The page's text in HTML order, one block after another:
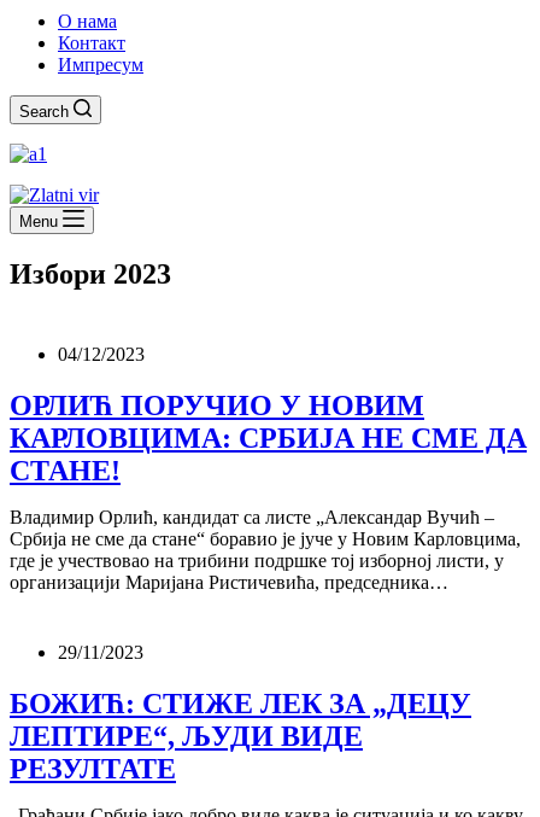
О нама
Контакт
Импресум
Search
Menu
Избори 2023
04/12/2023
ОРЛИЋ ПОРУЧИО У НОВИМ
КАРЛОВЦИМА: СРБИЈА НЕ СМЕ ДА
СТАНЕ!
Владимир Орлић, кандидат са листе „Александар Вучић –
Србија не сме да стане“ боравио је јуче у Новим Карловцима,
где је учествовао на трибини подршке тој изборној листи, у
организацији Маријана Ристичевића, председника…
29/11/2023
БОЖИЋ: СТИЖЕ ЛЕК ЗА „ДЕЦУ
ЛЕПТИРЕ“, ЉУДИ ВИДЕ
РЕЗУЛТАТЕ